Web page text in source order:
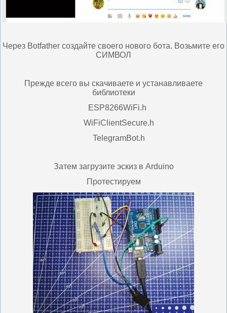
Через Botfather создайте своего нового бота. Возьмите его
СИМВОЛ
Прежде всего вы скачиваете и устанавливаете
библиотеки
ESP8266WiFi.h
WiFiClientSecure.h
TelegramBot.h
Затем загрузите эскиз в Arduino
Протестируем